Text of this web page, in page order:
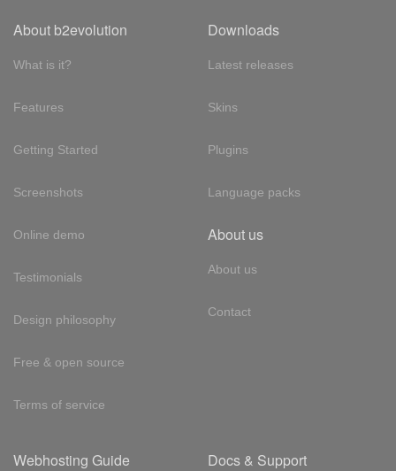
About b2evolution
What is it?
Features
Getting Started
Screenshots
Online demo
Testimonials
Design philosophy
Free & open source
Terms of service
Downloads
Latest releases
Skins
Plugins
Language packs
About us
About us
Contact
Webhosting Guide Docs & Support